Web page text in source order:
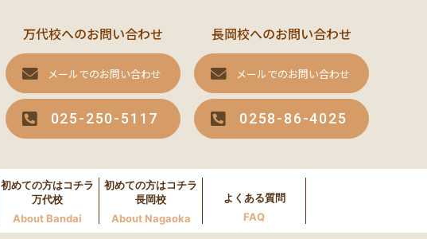
万代校へのお問い合わせ
メールでのお問い合わせ
025-250-5117
長岡校へのお問い合わせ
メールでのお問い合わせ
0258-86-4025
初めての方はコチラ
万代校
About Bandai
初めての方はコチラ
長岡校
About Nagaoka
よくある質問
FAQ